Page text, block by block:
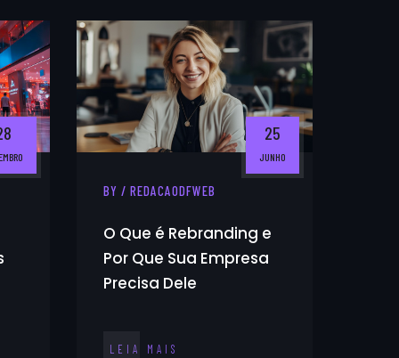
25
JUNHO
BY / REDACAODFWEB
O Que é Rebranding e
Por Que Sua Empresa
Precisa Dele
LEIA MAIS